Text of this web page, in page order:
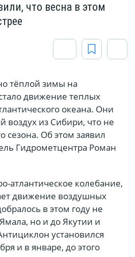
что весна в этом
тёплой зимы на
движение теплых
океана. Они
воздух из Сибири, что не
сезона. Об этом заявил
Гидрометцентра Роман
атлантическое колебание,
движение воздушных
в этом году не
но и до Якутии и
установился
и в январе, до этого